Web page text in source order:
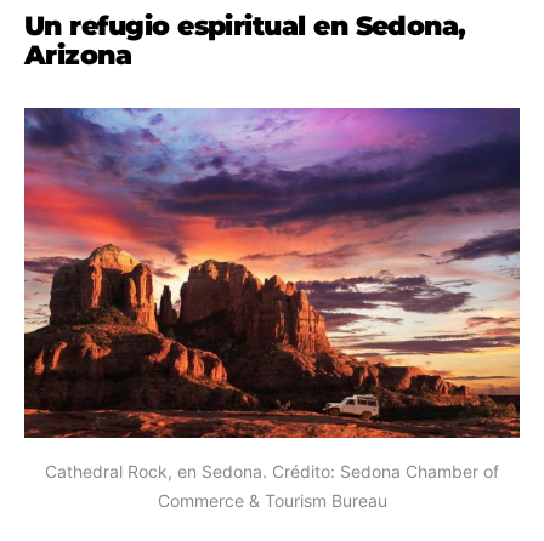
Un refugio espiritual en Sedona,
Arizona
Cathedral Rock, en Sedona. Crédito: Sedona Chamber of
Commerce & Tourism Bureau